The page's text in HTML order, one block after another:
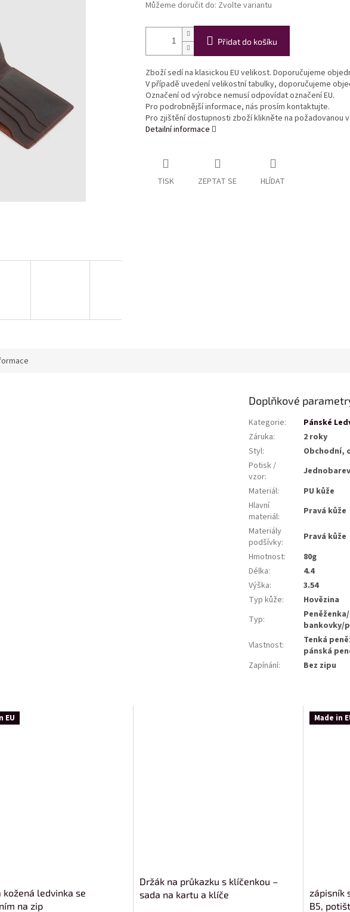
Můžeme doručit do: Zvolte variantu
Přidat do košíku
Zboží sedí na klasickou EU velikost. Doporučujeme
V případě uvedení velikostní tabulky, doporučujeme
Označení od výrobce nemusí odpovídat označení EU.
Pro podrobnější informace, nás prosím kontaktujte.
Pro zjištění dostupnosti zboží klikněte na požadovanou
Detailní informace
TISK ZEPTAT SE HLÍDAT
Doplňkové
Kategorie:
Pánské
Záruka:
2 roky
Styl:
Obchodní,
Potisk /
vzor:
Materiál:
PU kůže
Hlavní
materiál:
Pravá kůže
Materiály
podšívky:
Pravá kůže
Hmotnost:
80g
Délka:
4.4
Výška:
3.54
Typ kůže:
Hovězina
Typ:
bankovky/
Vlastnost:
Tenká
pánská
Zapínání: Bez zipu
EU
kožená ledvinka se
na zip
Držák na průkazku s klíčenkou –
sada na kartu a klíče
Made in
zápisník
B5,